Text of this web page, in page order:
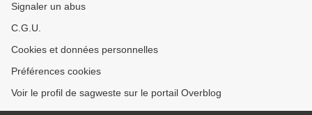
Signaler un abus
C.G.U.
Cookies et données personnelles
Préférences cookies
Voir le profil de sagweste sur le portail Overblog